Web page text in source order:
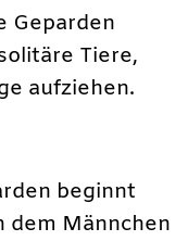
Geparden
Tiere,
aufziehen.
beginnt
dem Männchen